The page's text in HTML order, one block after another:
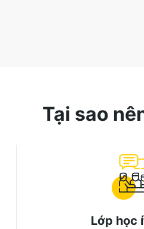
Tại sao
Lớp học